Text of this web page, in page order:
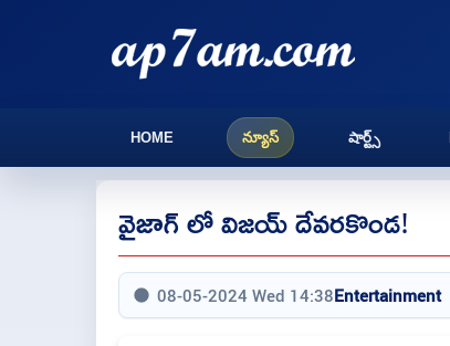
HOME న్యూస్ షార్ట్స్
వైజాగ్ లో విజయ్ దేవరకొండ!
08-05-2024 Wed 14:38Entertainment